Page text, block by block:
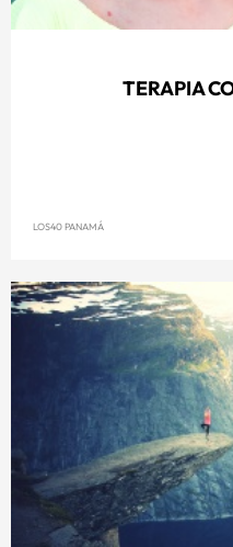
TERAPIA
LOS40 PANAMÁ